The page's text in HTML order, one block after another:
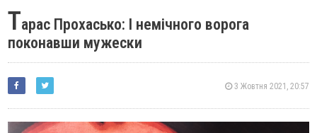
Тарас Прохасько: І немічного ворога
поконавши мужески
3 Жовтня 2021, 20:57